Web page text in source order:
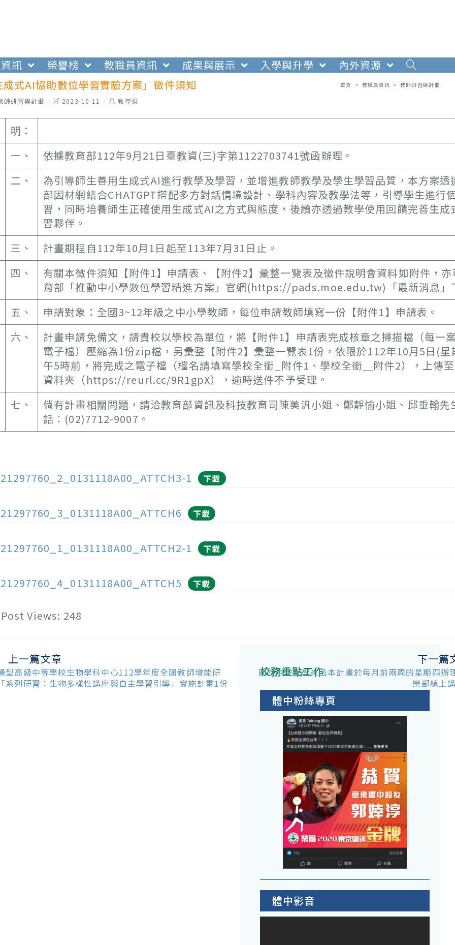
訊 榮譽榜 教職員資訊 成果與展示 入學與升學
內外資源
式AI協助數位學習實驗方案」徵件須知
首頁 > 教職員資訊 > 教師研習與計畫
師研習與計畫
Post2023-10-11
Post教學組
明：
一、
依據教育部112年9月21日臺教資(三)字第1122703741號函辦理。
二、
為引導師生善用生成式AI進行教學及學習，並增進教師教學及學生學習品質，本方案透
部因材網結合CHATGPT搭配多方對話情境設計、學科內容及教學法等，引導學生進行
習，同時培養師生正確使用生成式AI之方式與態度，後續亦透過教學使用回饋完善生成
習夥伴。
三、
計畫期程自112年10月1日起至113年7月31日止。
四、
有關本徵件須知【附件1】申請表、【附件2】彙整一覽表及徵件說明會資料如附件，
育部「推動中小學數位學習精進方案」官網(https://pads.moe.edu.tw)「最新消息」
五、
申請對象：全國3~12年級之中小學教師，每位申請教師填寫一份【附件1】申請表。
六、
計畫申請免備文，請貴校以學校為單位，將【附件1】申請表完成核章之掃描檔（每一
電子檔）壓縮為1份zip檔，另彙整【附件2】彙整一覽表1份，依限於112年10月5日(星
午5時前，將完成之電子檔（檔名請填寫學校全銜_附件1、學校全銜＿附件2），上傳
資料夾（https://reurl.cc/9R1gpX），逾時送件不予受理。
七、
倘有計畫相關問題，請洽教育部資訊及科技教育司陳美汎小姐、鄭靜愉小姐、邱垂翰先
話：(02)7712-9007。
1 下載
下載
1 下載
下載
Post Views: 248
上一篇文章
型高級中等學校生物學科中心112學年度全國教師增能研
系列研習：生物多樣性講座與自主學習引導」實施計畫1份
下一篇
國立中央大學來函本計畫於每月前兩周的星期四辦
樂部線上
校務重點工作
體中粉絲專頁
體中影音